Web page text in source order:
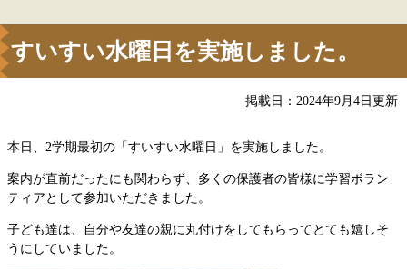
すいすい水曜日を実施しました。
掲載日：2024年9月4日更新
本日、2学期最初の「すいすい水曜日」を実施しました。
案内が直前だったにも関わらず、多くの保護者の皆様に学習ボラン
ティアとして参加いただきました。
子ども達は、自分や友達の親に丸付けをしてもらってとても嬉しそ
うにしていました。